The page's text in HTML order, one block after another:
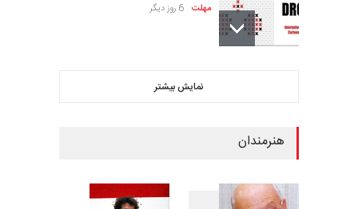
مهلت 6 روز دیگر
کارتون و تصویرگری،…
ششمین جشنوارۀ بین‌المللی
کارتون «لبخند دریا»…
نمایش بیشتر
هنرمندان